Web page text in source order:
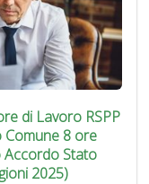
di Lavoro RSPP
Comune 8 ore
Accordo Stato
2025)